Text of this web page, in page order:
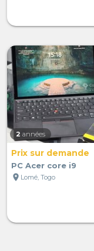
2 années
Prix sur demande
PC Acer core i9
location_on Lomé, Togo